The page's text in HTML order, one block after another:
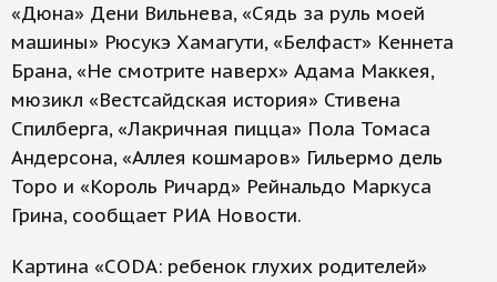
«Дюна» Дени Вильнева, «Сядь за руль моей
машины» Рюсукэ Хамагути, «Белфаст» Кеннета
Брана, «Не смотрите наверх» Адама Маккея,
мюзикл «Вестсайдская история» Стивена
Спилберга, «Лакричная пицца» Пола Томаса
Андерсона, «Аллея кошмаров» Гильермо дель
Торо и «Король Ричард» Рейнальдо Маркуса
Грина, сообщает РИА Новости.
Картина «CODA: ребенок глухих родителей»